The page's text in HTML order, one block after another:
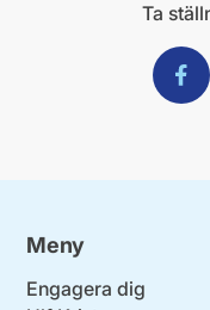
Ta
Dela
Meny
Engagera dig